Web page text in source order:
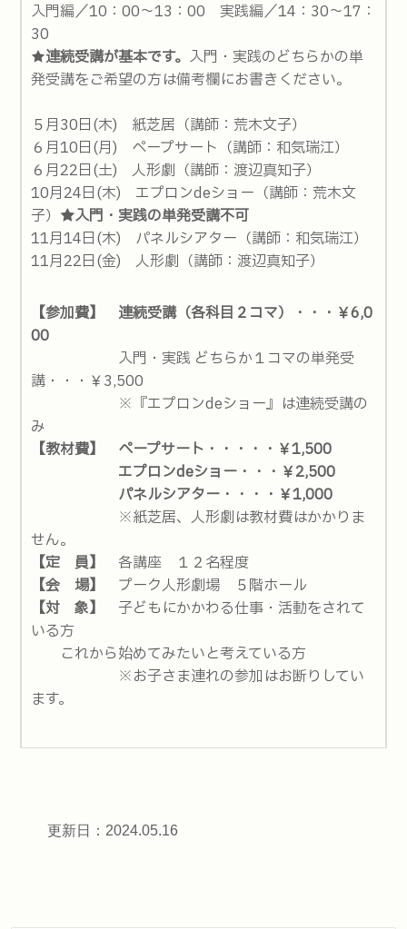
入門編／10：00～13：00 実践編／14：30～17：
30
★連続受講が基本です。 入門・実践のどちらかの単
発受講をご希望の方は備考欄にお書きください。
５月30日(木) 紙芝居（講師：荒木文子）
６月10日(月) ペープサート（講師：和気瑞江）
６月22日(土) 人形劇（講師：渡辺真知子）
10月24日(木) エプロンdeショー（講師：荒木文
子） ★入門・実践の単発受講不可
11月14日(木) パネルシアター（講師：和気瑞江）
11月22日(金) 人形劇（講師：渡辺真知子）
【参加費】 連続受講（各科目２コマ）・・・￥6,0
00
入門・実践 どちらか１コマの単発受
講・・・￥3,500
※『エプロンdeショー』は連続受講の
み
【教材費】
ペープサート・・・・・￥1,500
エプロンdeショー・・・￥2,500
パネルシアター・・・・￥1,000
※紙芝居、人形劇は教材費はかかりま
せん。
【定 員】
各講座 １２名程度
【会 場】
プーク人形劇場 ５階ホール
【対 象】
子どもにかかわる仕事・活動をされて
いる方
これから始めてみたいと考えている方
※お子さま連れの参加はお断りしてい
ます。
更新日：2024.05.16